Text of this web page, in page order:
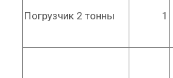
Погрузчик 2 тонны 1